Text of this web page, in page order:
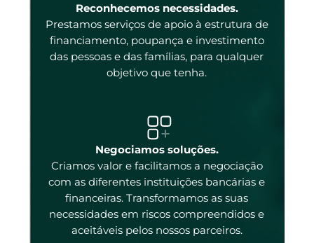
Reconhecemos necessidades.
Prestamos serviços de apoio à estrutura de
financiamento, poupança e investimento
das pessoas e das famílias, para qualquer
objetivo que tenha.
Negociamos soluções.
Criamos valor e facilitamos a negociação
com as diferentes instituições bancárias e
financeiras. Transformamos as suas
necessidades em riscos compreendidos e
aceitáveis pelos nossos parceiros.